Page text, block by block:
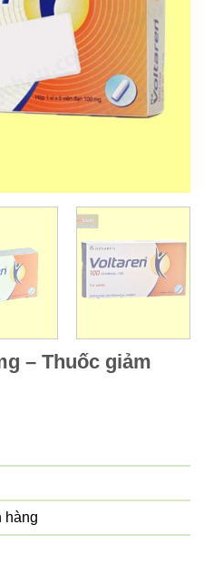
– Thuốc giảm
hàng
đau chống viêm số lượng